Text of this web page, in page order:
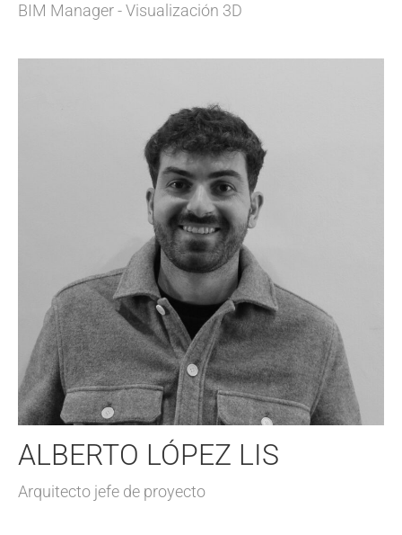
BIM Manager - Visualización 3D
ALBERTO LÓPEZ LIS
Arquitecto jefe de proyecto